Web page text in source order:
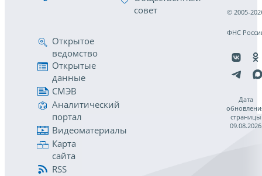
совет
Открытое
ведомство
Открытые
данные
СМЭВ
Аналитический
портал
Видеоматериалы
Карта
сайта
RSS
© 2005-
ФНС
Дата
страницы
09.08.2026